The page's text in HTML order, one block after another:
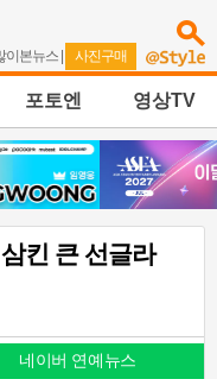
이본뉴스 | 사진구매
포토엔 영상TV
킨 큰 선글라
네이버 연예뉴스